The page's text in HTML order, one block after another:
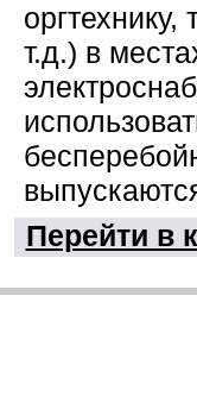
т.д.) в
Перейти в